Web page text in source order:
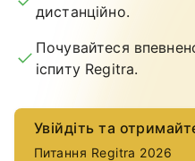
дистанційно.
Почувайтеся
іспиту Regitra.
Увійдіть та
Питання Regitra 2026